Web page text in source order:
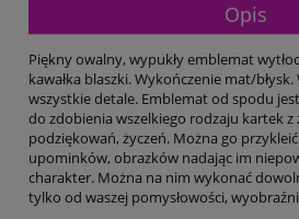
Opis
Piękny owalny, wypukły emblemat
kawałka blaszki. Wykończenie mat/
wszystkie detale. Emblemat od spodu
do zdobienia wszelkiego rodzaju kartek z
podziękowań, życzeń. Można go
upominków, obrazków nadając im
charakter. Można na nim wykonać
tylko od waszej pomysłowości,